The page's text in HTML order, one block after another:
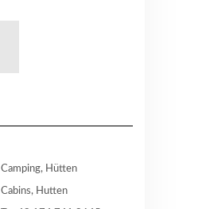
Camping, Hütten
Cabins, Hutten